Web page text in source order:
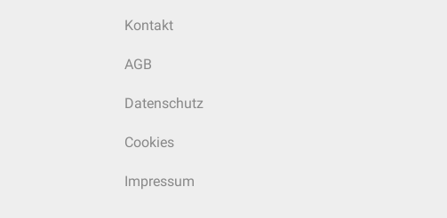
Kontakt
AGB
Datenschutz
Cookies
Impressum